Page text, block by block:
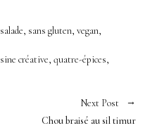
salade sans gluten vegan
créative quatre-épices
Next Post
Chou braisé au sil timur